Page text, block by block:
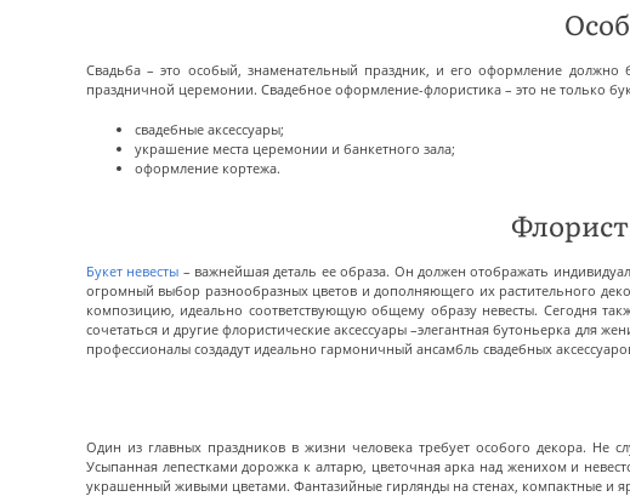
Свадьба – это особый, знаменательный праздник, и его оформление
праздничной церемонии. Свадебное оформление-флористика – это не только
свадебные аксессуары;
украшение места церемонии и банкетного зала;
оформление кортежа.
Букет невесты – важнейшая деталь ее образа. Он должен отображать
огромный выбор разнообразных цветов и дополняющего их растительного
композицию, идеально соответствующую общему образу невесты. Сегодня
сочетаться и другие флористические аксессуары –элегантная бутоньерка
профессионалы создадут идеально гармоничный ансамбль свадебных
Один из главных праздников в жизни человека требует особого декора. Не
Усыпанная лепестками дорожка к алтарю, цветочная арка над женихом и
украшенный живыми цветами. Фантазийные гирлянды на стенах, компактные и